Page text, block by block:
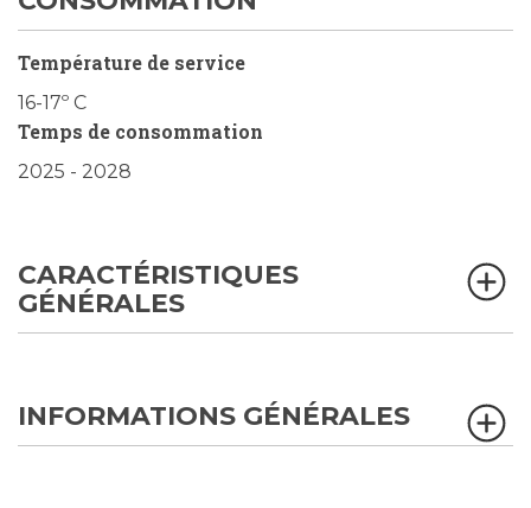
Température de service
16-17º C
Temps de consommation
2025 - 2028
CARACTÉRISTIQUES
GÉNÉRALES
INFORMATIONS GÉNÉRALES